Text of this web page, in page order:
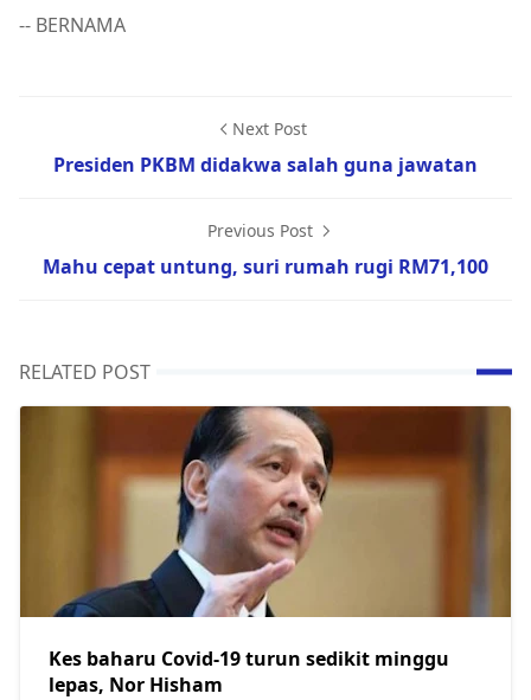
-- BERNAMA
Next Post
Presiden PKBM didakwa salah guna jawatan
Previous Post
Mahu cepat untung, suri rumah rugi RM71,100
RELATED POST
Kes baharu Covid-19 turun sedikit minggu
lepas, Nor Hisham